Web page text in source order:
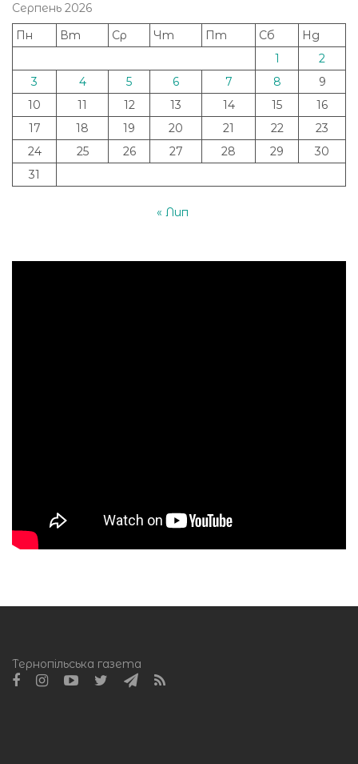
Серпень 2026
Пн
Вт Ср Чт Пт Сб
Нд
1
2
3
4 5 6 7 8
9
10
11 12 13 14 15
16
17
18 19 20 21 22
23
24
25 26 27 28 29
30
31
« Лип
Тернопільська газета